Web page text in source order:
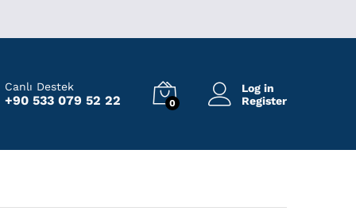
Canlı Destek
+90 533 079 52 22 0
Log in
Register